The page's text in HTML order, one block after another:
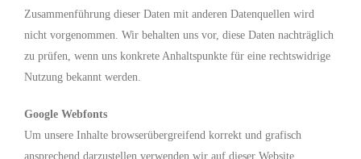
Zusammenführung dieser Daten mit anderen Datenquellen wird
nicht vorgenommen. Wir behalten uns vor, diese Daten nachträglich
zu prüfen, wenn uns konkrete Anhaltspunkte für eine rechtswidrige
Nutzung bekannt werden.
Google Webfonts
Um unsere Inhalte browserübergreifend korrekt und grafisch
ansprechend darzustellen verwenden wir auf dieser Website